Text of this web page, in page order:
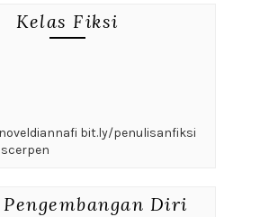
Kelas Fiksi
bit.ly/penulisanfiksi
Diri